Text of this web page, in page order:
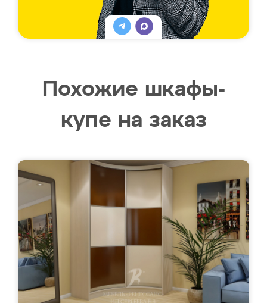
Похожие шкафы-
купе на заказ